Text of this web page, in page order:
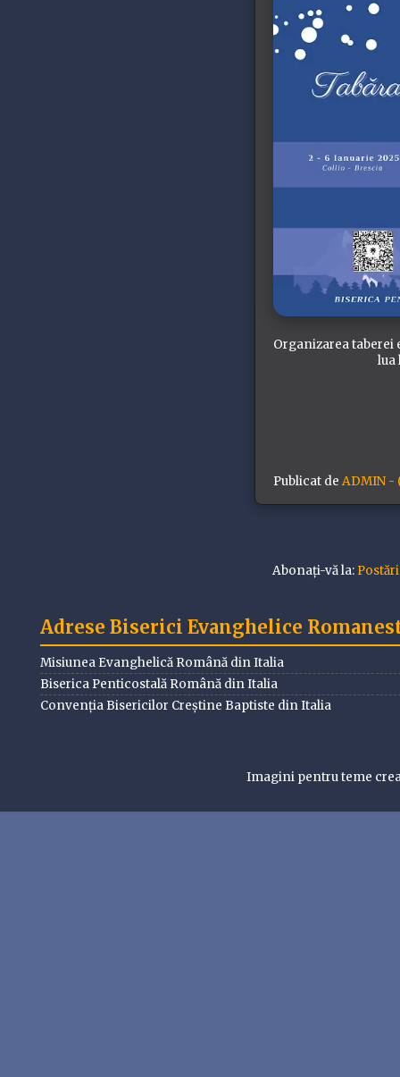
Organizarea taberei
lua
Publicat de ADMIN -
Abonați-vă la:
Adrese Biserici Evanghelice
Misiunea Evanghelică Română din Italia
Biserica Penticostală Română din Italia
Convenția Bisericilor Creștine Baptiste din Italia
Imagini pentru teme